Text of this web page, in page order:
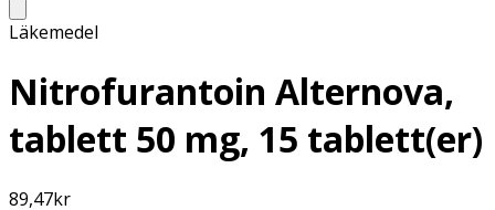
Läkemedel
Nitrofurantoin Alternova,
tablett 50 mg, 15 tablett(er)
89,47kr